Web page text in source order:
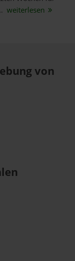
weiterlesen
von